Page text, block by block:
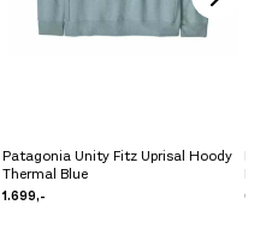
Patagonia Unity Fitz Uprisal Hoody
Thermal Blue
1.699,-